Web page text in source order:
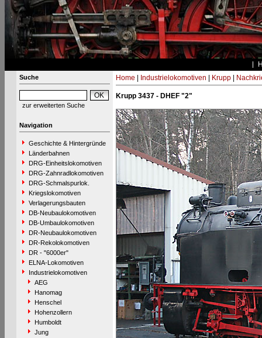
Suche
zur erweiterten Suche
Navigation
Geschichte & Hintergründe
Länderbahnen
DRG-Einheitslokomotiven
DRG-Zahnradlokomotiven
DRG-Schmalspurlok.
Kriegslokomotiven
Verlagerungsbauten
DB-Neubaulokomotiven
DB-Umbaulokomotiven
DR-Neubaulokomotiven
DR-Rekolokomotiven
DR - "6000er"
ELNA-Lokomotiven
Industrielokomotiven
AEG
Hanomag
Henschel
Hohenzollern
Humboldt
Jung
Home Industrielokomotiven Krupp|
Krupp 3437 - DHEF "2"